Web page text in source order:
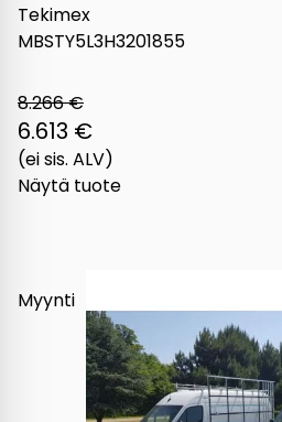
Tekimex
MBSTY5L3H3201855
8.266 €
6.613 €
(ei sis. ALV)
Näytä tuote
Myynti